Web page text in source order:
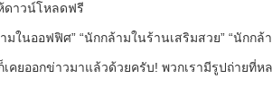
ดาวน์โหลดฟรี
ในออฟฟิศ” “นักกล้ามในร้านเสริมสวย” “นักก
คยออกข่าวมาแล้วด้วยครับ! พวกเรามีรูปถ่ายที่